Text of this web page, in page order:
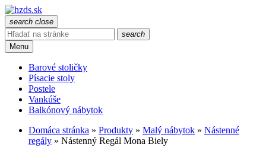
search close
search
Menu
Barové stoličky
Písacie stoly
Postele
Vankúše
Balkónový nábytok
Domáca stránka » Produkty » Malý nábytok » Nástenné
regály » Nástenný Regál Mona Biely